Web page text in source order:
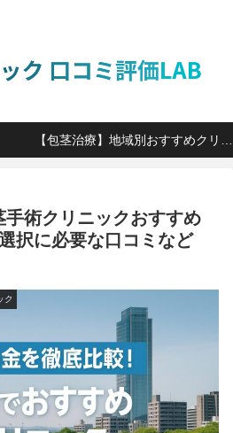
【包茎治療】地域別おすすめクリニック
手術クリニックおすすめ
択に必要な口コミなど
ク